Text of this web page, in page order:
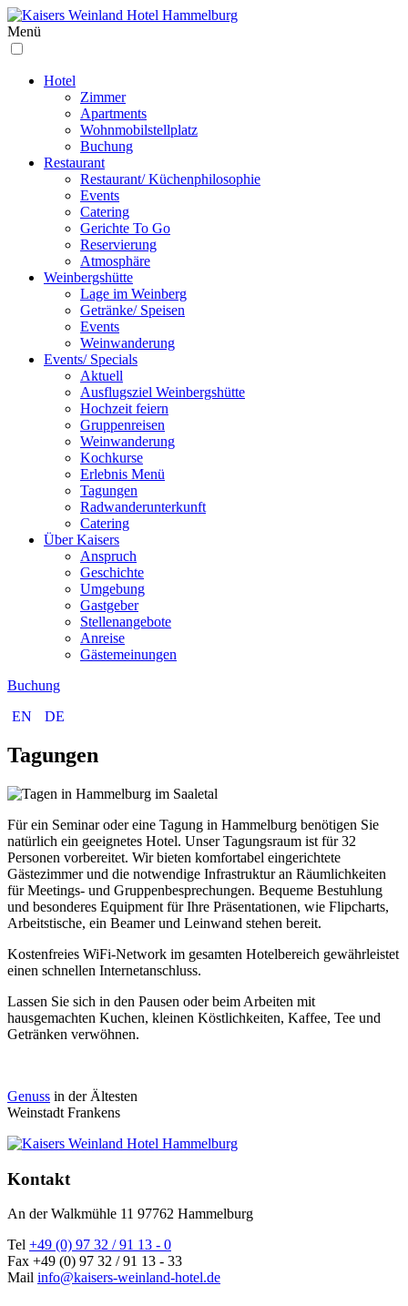
Menü
Hotel
Zimmer
Apartments
Wohnmobilstellplatz
Buchung
Restaurant
Restaurant/ Küchenphilosophie
Events
Catering
Gerichte To Go
Reservierung
Atmosphäre
Weinbergs­hütte
Lage im Weinberg
Getränke/ Speisen
Events
Weinwanderung
Events/ Specials
Aktuell
Ausflugsziel Weinbergshütte
Hochzeit feiern
Gruppenreisen
Weinwanderung
Kochkurse
Erlebnis Menü
Tagungen
Radwanderunterkunft
Catering
Über Kaisers
Anspruch
Geschichte
Umgebung
Gastgeber
Stellenangebote
Anreise
Gästemeinungen
Buchung
EN
DE
Tagungen
Für ein Seminar oder eine Tagung in Hammelburg benötigen Sie
natürlich ein geeignetes Hotel. Unser Tagungsraum ist für 32
Personen vorbereitet. Wir bieten komfortabel eingerichtete
Gästezimmer und die notwendige Infrastruktur an Räumlichkeiten
für Meetings- und Gruppenbesprechungen. Bequeme Bestuhlung
und besonderes Equipment für Ihre Präsentationen, wie Flipcharts,
Arbeitstische, ein Beamer und Leinwand stehen bereit.
Kostenfreies WiFi-Network im gesamten Hotelbereich gewährleistet
einen schnellen Internetanschluss.
Lassen Sie sich in den Pausen oder beim Arbeiten mit
hausgemachten Kuchen, kleinen Köstlichkeiten, Kaffee, Tee und
Getränken verwöhnen.
Genuss in der Ältesten
Weinstadt Frankens
Kontakt
An der Walkmühle 11 97762 Hammelburg
Tel +49 (0) 97 32 / 91 13 - 0
Fax +49 (0) 97 32 / 91 13 - 33
Mail info@kaisers-weinland-hotel.de